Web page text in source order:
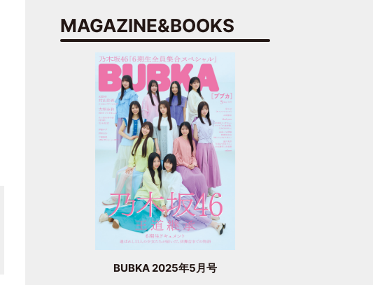
MAGAZINE&BOOKS
BUBKA 2025年5月号